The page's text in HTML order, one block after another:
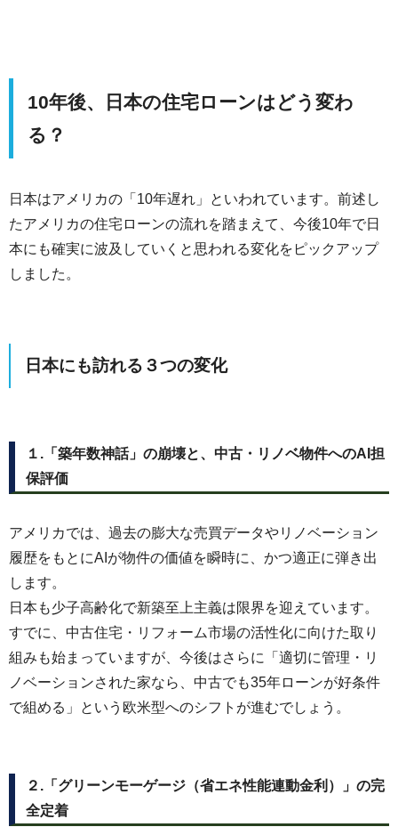
10年後、日本の住宅ローンはどう変わ
る？
日本はアメリカの「10年遅れ」といわれています。前述し
たアメリカの住宅ローンの流れを踏まえて、今後10年で日
本にも確実に波及していくと思われる変化をピックアップ
しました。
日本にも訪れる３つの変化
１.「築年数神話」の崩壊と、中古・リノベ物件へのAI担
保評価
アメリカでは、過去の膨大な売買データやリノベーション
履歴をもとにAIが物件の価値を瞬時に、かつ適正に弾き出
します。
日本も少子高齢化で新築至上主義は限界を迎えています。
すでに、中古住宅・リフォーム市場の活性化に向けた取り
組みも始まっていますが、今後はさらに「適切に管理・リ
ノベーションされた家なら、中古でも35年ローンが好条件
で組める」という欧米型へのシフトが進むでしょう。
２.「グリーンモーゲージ（省エネ性能連動金利）」の完
全定着